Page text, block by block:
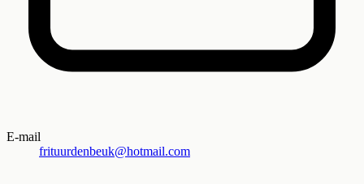
E-mail
frituurdenbeuk@hotmail.com